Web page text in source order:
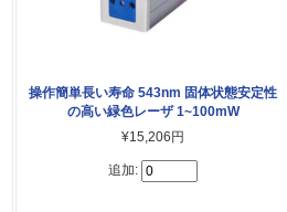
操作簡単長い寿命 543nm 固体状態安定性
の高い緑色レーザ 1~100mW
¥15,206円
追加: